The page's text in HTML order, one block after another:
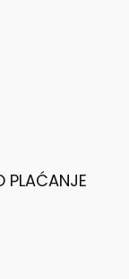
PLAĆANJE